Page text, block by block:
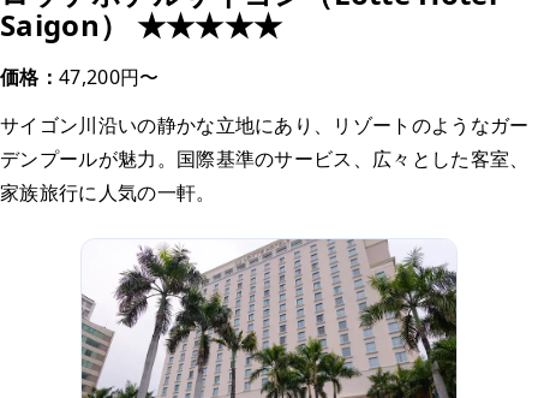
Saigon） ★★★★★
価格： 47,200円〜
サイゴン川沿いの静かな立地にあり、リゾートのようなガー
デンプールが魅力。国際基準のサービス、広々とした客室、
家族旅行に人気の一軒。